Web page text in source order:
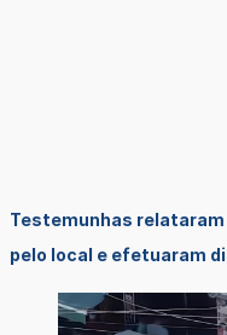
Testemunhas
pelo local e efetuaram